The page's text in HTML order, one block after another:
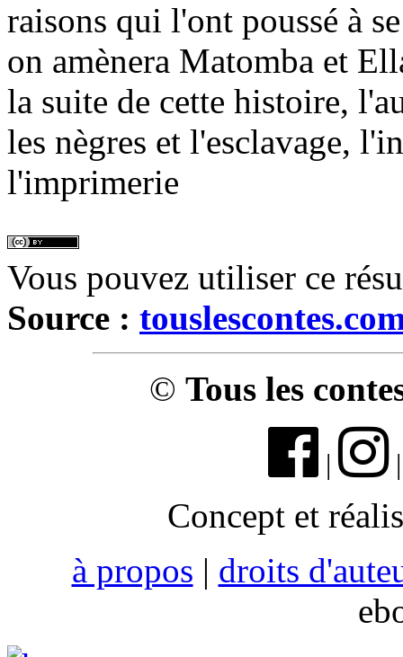
raisons qui l'ont poussé à
on amènera Matomba et
la suite de cette histoire,
les nègres et l'esclavage,
l'imprimerie
Vous pouvez utiliser ce
Source :
© Tous les
|
Concept et
à propos | droits